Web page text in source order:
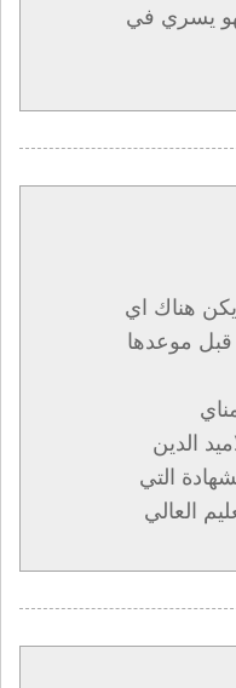
يسري في
هناك اي
قبل موعدها
الدين
التي
العالي